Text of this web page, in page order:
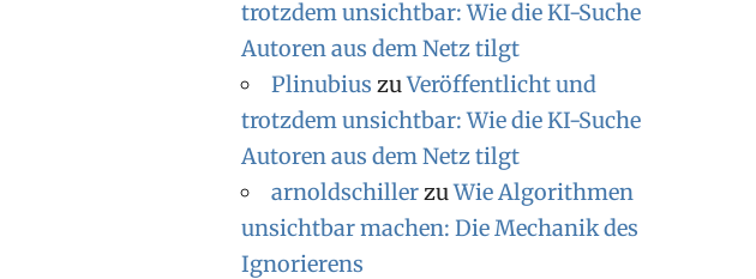
trotzdem unsichtbar: Wie die KI-Suche
Autoren aus dem Netz tilgt
Plinubius zuVeröffentlicht und
trotzdem unsichtbar: Wie die KI-Suche
Autoren aus dem Netz tilgt
arnoldschillerzuWie Algorithmen
unsichtbar machen: Die Mechanik des
Ignorierens